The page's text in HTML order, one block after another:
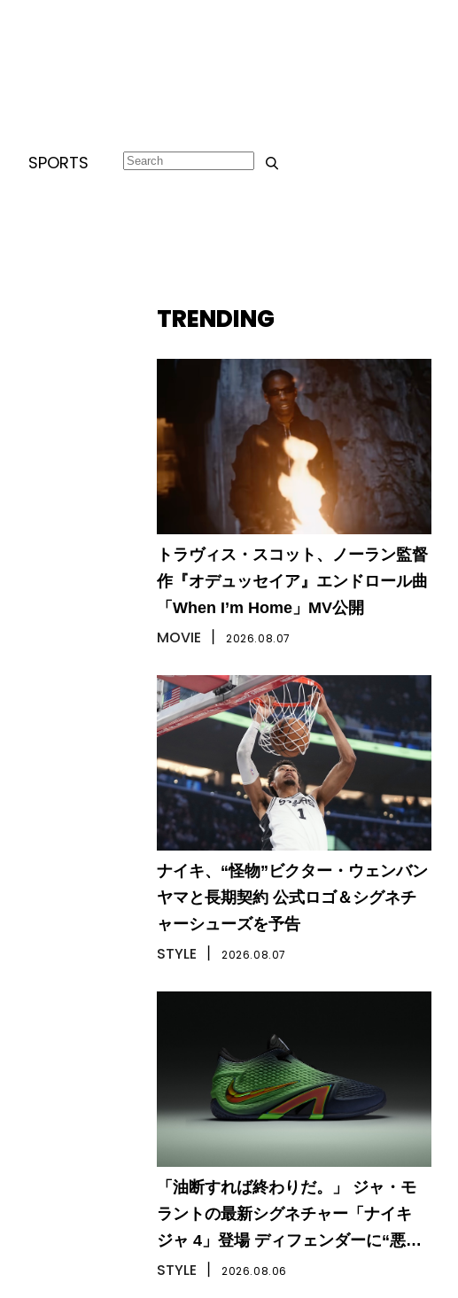
SPORTS
TRENDING
トラヴィス・スコット、ノーラン監督
作『オデュッセイア』エンドロール曲
「When I’m Home」MV公開
MOVIE 2026.08.07
ナイキ、“怪物”ビクター・ウェンバン
ヤマと長期契約 公式ロゴ＆シグネチ
ャーシューズを予告
STYLE 2026.08.07
「油断すれば終わりだ。」 ジャ・モ
ラントの最新シグネチャー「ナイキ
ジャ 4」登場 ディフェンダーに“悪
夢”をもたらす一足
STYLE 2026.08.06